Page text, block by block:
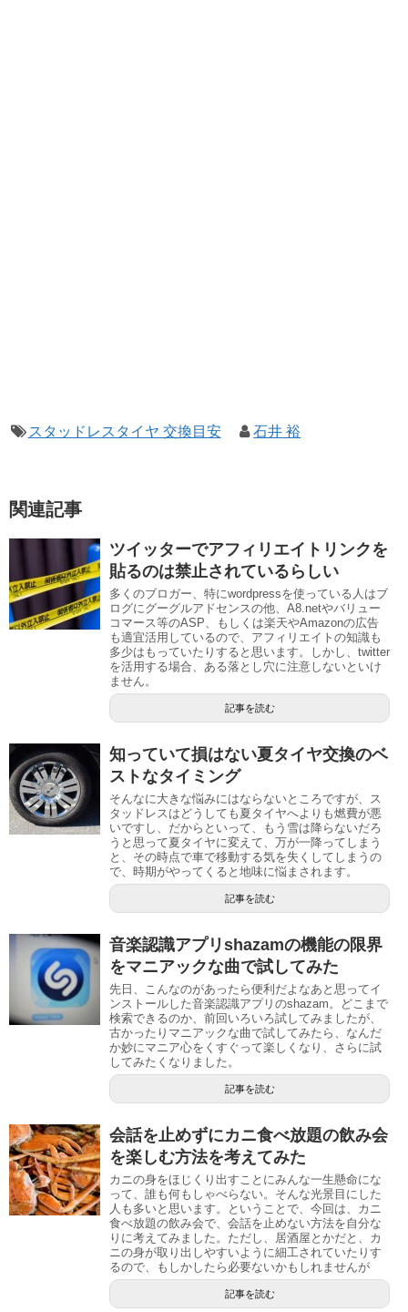
スタッドレスタイヤ 交換目安 石井 裕
関連記事
ツイッターでアフィリエイトリンクを
貼るのは禁止されているらしい
多くのブロガー、特にwordpressを使っている人はブ
ログにグーグルアドセンスの他、A8.netやバリュー
コマース等のASP、もしくは楽天やAmazonの広告
も適宜活用しているので、アフィリエイトの知識も
多少はもっていたりすると思います。しかし、twitter
を活用する場合、ある落とし穴に注意しないといけ
ません。
記事を読む
知っていて損はない夏タイヤ交換のベ
ストなタイミング
そんなに大きな悩みにはならないところですが、ス
タッドレスはどうしても夏タイヤへよりも燃費が悪
いですし、だからといって、もう雪は降らないだろ
うと思って夏タイヤに変えて、万が一降ってしまう
と、その時点で車で移動する気を失くしてしまうの
で、時期がやってくると地味に悩まされます。
記事を読む
音楽認識アプリshazamの機能の限界
をマニアックな曲で試してみた
先日、こんなのがあったら便利だよなあと思ってイ
ンストールした音楽認識アプリのshazam。どこまで
検索できるのか、前回いろいろ試してみましたが、
古かったりマニアックな曲で試してみたら、なんだ
か妙にマニア心をくすぐって楽しくなり、さらに試
してみたくなりました。
記事を読む
会話を止めずにカニ食べ放題の飲み会
を楽しむ方法を考えてみた
カニの身をほじくり出すことにみんな一生懸命にな
って、誰も何もしゃべらない。そんな光景目にした
人も多いと思います。ということで、今回は、カニ
食べ放題の飲み会で、会話を止めない方法を自分な
りに考えてみました。ただし、居酒屋とかだと、カ
ニの身が取り出しやすいように細工されていたりす
るので、もしかしたら必要ないかもしれませんが
記事を読む